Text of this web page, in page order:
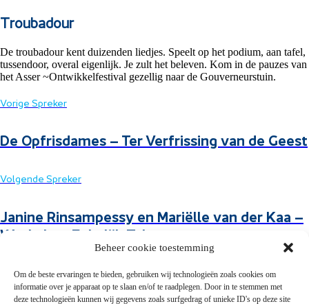
Beheer cookie toestemming
Om de beste ervaringen te bieden, gebruiken wij technologieën zoals cookies om
informatie over je apparaat op te slaan en/of te raadplegen. Door in te stemmen met
deze technologieën kunnen wij gegevens zoals surfgedrag of unieke ID's op deze site
Troubadour
De troubadour kent duizenden liedjes. Speelt op het podium, aan tafel,
tussendoor, overal eigenlijk. Je zult het beleven. Kom in de pauzes van
het Asser ~Ontwikkelfestival gezellig naar de Gouverneurstuin.
Vorige Spreker
De Opfrisdames – Ter Verfrissing van de Geest
Volgende Spreker
Janine Rinsampessy en Mariëlle van der Kaa –
Workshop Zakelijk Tekenen